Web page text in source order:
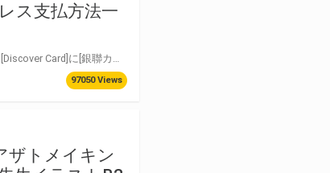
ス支払方法一
97050 Views
ザトメイキン